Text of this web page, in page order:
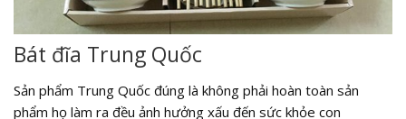
Bát đĩa Trung Quốc
Sản phẩm Trung Quốc đúng là không phải hoàn toàn sản
phẩm họ làm ra đều ảnh hưởng xấu đến sức khỏe con